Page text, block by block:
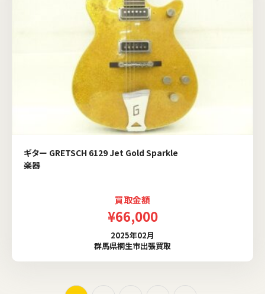
ギター GRETSCH 6129 Jet Gold Sparkle
楽器
買取金額
¥66,000
2025年02月
群馬県桐生市出張買取